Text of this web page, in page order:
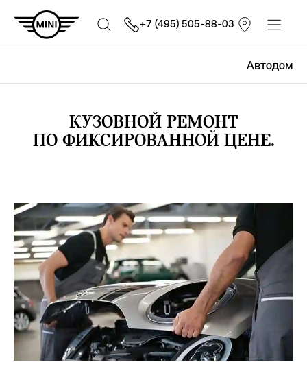
Автодом
+7 (495) 505-88-03
КУЗОВНОЙ РЕМОНТ
ПО ФИКСИРОВАННОЙ ЦЕНЕ.